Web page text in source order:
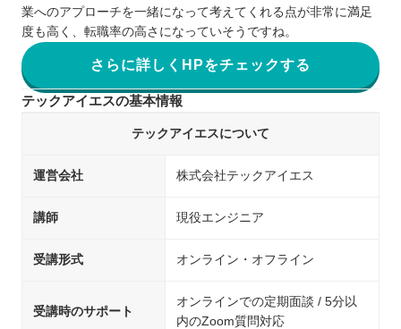
業へのアプローチを一緒になって考えてくれる点が非常に満足
度も高く、転職率の高さになっていそうですね。
さらに詳しくHPをチェックする
テックアイエスの基本情報
テックアイエスについて
運営会社 株式会社テックアイエス
講師 現役エンジニア
受講形式 オンライン・オフライン
受講時のサポート
オンラインでの定期面談 / 5分以
内のZoom質問対応